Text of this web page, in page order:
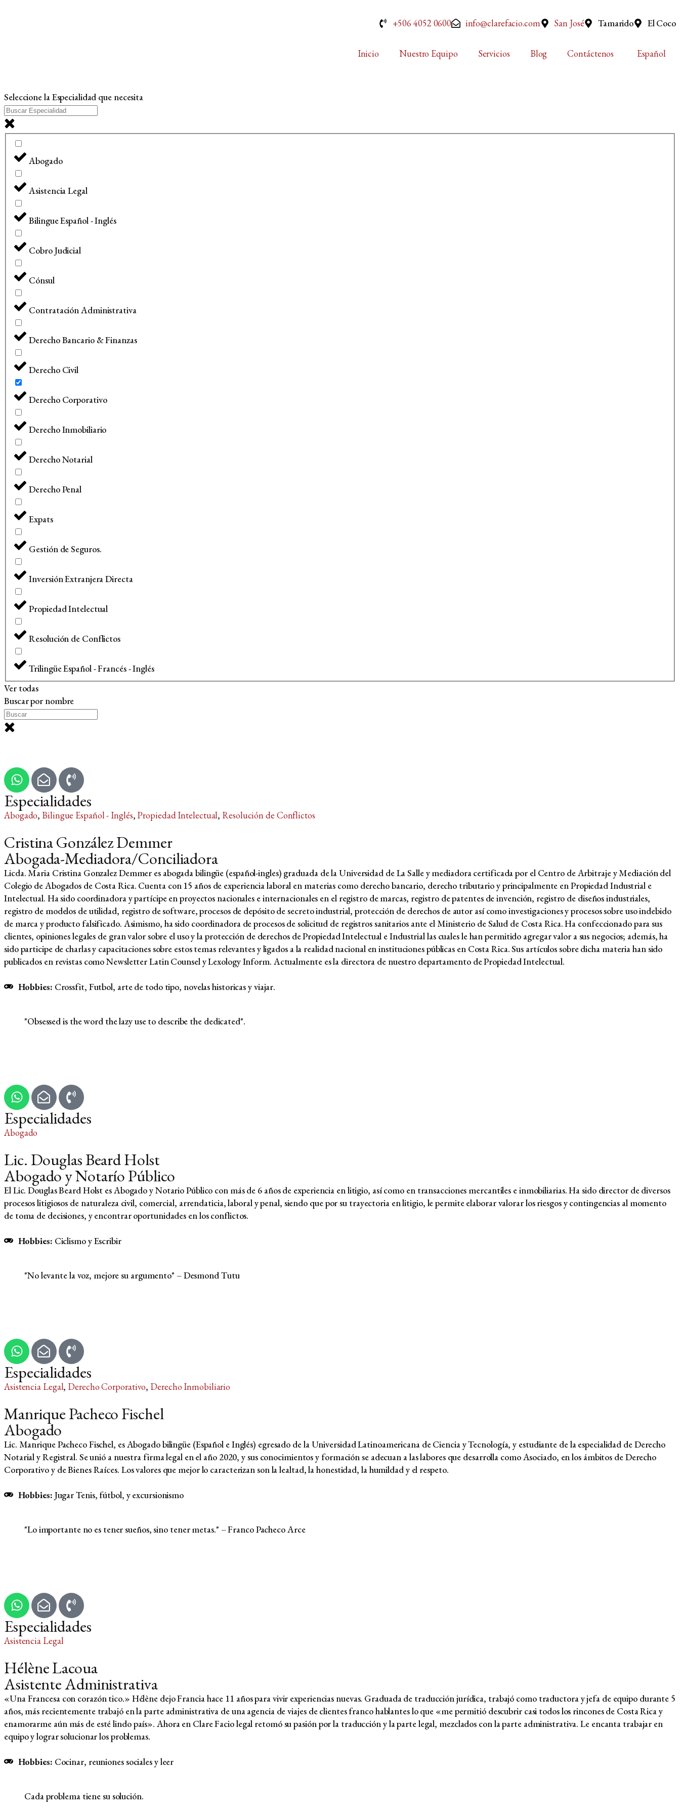
+506 4052 0600 info@clarefacio.com San José Tamarido El Coco
Inicio Nuestro Equipo Servicios Blog Contáctenos Español
Seleccione la Especialidad que necesita
Abogado
Asistencia Legal
Bilingue Español - Inglés
Cobro Judicial
Cónsul
Contratación Administrativa
Derecho Bancario & Finanzas
Derecho Civil
Derecho Corporativo
Derecho Inmobiliario
Derecho Notarial
Derecho Penal
Expats
Gestión de Seguros.
Inversión Extranjera Directa
Propiedad Intelectual
Resolución de Conflictos
Trilingüe Español - Francés - Inglés
Ver todas
Buscar por nombre
Especialidades
Abogado, Bilingue Español - Inglés, Propiedad Intelectual, Resolución de Conflictos
Cristina González Demmer
Abogada-Mediadora/Conciliadora
Licda. Maria Cristina Gonzalez Demmer es abogada bilingüe (español-ingles) graduada de la Universidad de La Salle y mediadora certificada por el Centro de Arbitraje y Mediación del
Colegio de Abogados de Costa Rica. Cuenta con 15 años de experiencia laboral en materias como derecho bancario, derecho tributario y principalmente en Propiedad Industrial e
Intelectual. Ha sido coordinadora y partícipe en proyectos nacionales e internacionales en el registro de marcas, registro de patentes de invención, registro de diseños industriales,
registro de modelos de utilidad, registro de software, procesos de depósito de secreto industrial, protección de derechos de autor así como investigaciones y procesos sobre uso indebido
de marca y producto falsificado. Asimismo, ha sido coordinadora de procesos de solicitud de registros sanitarios ante el Ministerio de Salud de Costa Rica. Ha confeccionado para sus
clientes, opiniones legales de gran valor sobre el uso y la protección de derechos de Propiedad Intelectual e Industrial las cuales le han permitido agregar valor a sus negocios; además, ha
sido participe de charlas y capacitaciones sobre estos temas relevantes y ligados a la realidad nacional en instituciones públicas en Costa Rica. Sus artículos sobre dicha materia han sido
publicados en revistas como Newsletter Latin Counsel y Lexology Inform. Actualmente es la directora de nuestro departamento de Propiedad Intelectual.
Hobbies: Crossfit, Futbol, arte de todo tipo, novelas historicas y viajar.
"Obsessed is the word the lazy use to describe the dedicated".
Especialidades
Abogado
Lic. Douglas Beard Holst
Abogado y Notarío Público
El Lic. Douglas Beard Holst es Abogado y Notario Público con más de 6 años de experiencia en litigio, así como en transacciones mercantiles e inmobiliarias. Ha sido director de diversos
procesos litigiosos de naturaleza civil, comercial, arrendaticia, laboral y penal, siendo que por su trayectoria en litigio, le permite elaborar valorar los riesgos y contingencias al momento
de toma de decisiones, y encontrar oportunidades en los conflictos.
Hobbies: Ciclismo y Escribir
"No levante la voz, mejore su argumento" – Desmond Tutu
Especialidades
Asistencia Legal, Derecho Corporativo, Derecho Inmobiliario
Manrique Pacheco Fischel
Abogado
Lic. Manrique Pacheco Fischel, es Abogado bilingüe (Español e Inglés) egresado de la Universidad Latinoamericana de Ciencia y Tecnología, y estudiante de la especialidad de Derecho
Notarial y Registral. Se unió a nuestra firma legal en el año 2020, y sus conocimientos y formación se adecuan a las labores que desarrolla como Asociado, en los ámbitos de Derecho
Corporativo y de Bienes Raíces. Los valores que mejor lo caracterizan son la lealtad, la honestidad, la humildad y el respeto.
Hobbies: Jugar Tenis, fútbol, y excursionismo
"Lo importante no es tener sueños, sino tener metas." – Franco Pacheco Arce
Especialidades
Asistencia Legal
Hélène Lacoua
Asistente Administrativa
«Una Francesa con corazón tico.» Hélène dejo Francia hace 11 años para vivir experiencias nuevas. Graduada de traducción jurídica, trabajó como traductora y jefa de equipo durante 5
años, más recientemente trabajó en la parte administrativa de una agencia de viajes de clientes franco hablantes lo que «me permitió descubrir casi todos los rincones de Costa Rica y
enamorarme aún más de esté lindo país». Ahora en Clare Facio legal retomó su pasión por la traducción y la parte legal, mezclados con la parte administrativa. Le encanta trabajar en
equipo y lograr solucionar los problemas.
Hobbies: Cocinar, reuniones sociales y leer
Cada problema tiene su solución.